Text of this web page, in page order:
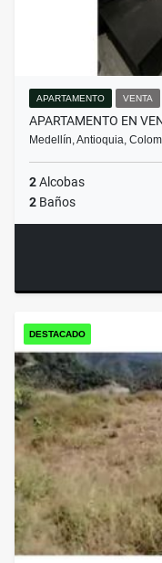
APARTAMENTO VENTA
APARTAMENTO EN
Medellín, Antioquia,
2Alcobas
2 Baños
DESTACADO